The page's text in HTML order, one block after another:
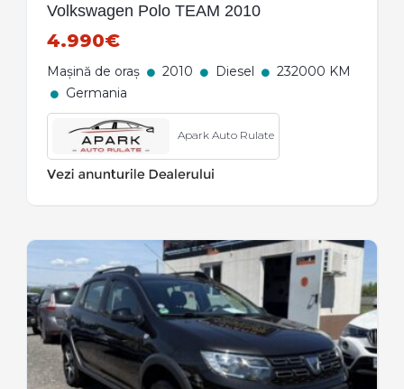
Volkswagen Polo TEAM 2010
4.990€
Mașină de oraș 2010 Diesel
232000 KM
Germania
Apark Auto Rulate